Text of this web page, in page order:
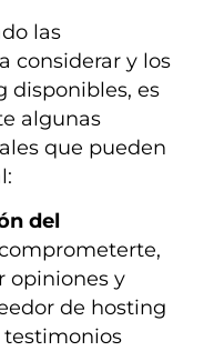
las
considerar y los
disponibles, es
algunas
que pueden
del
opiniones y
de hosting
testimonios